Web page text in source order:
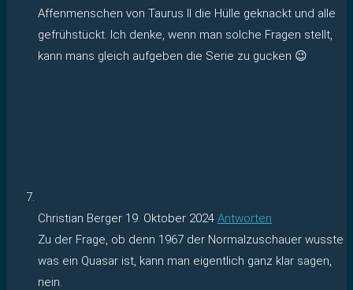
Affenmenschen von Taurus II die Hülle geknackt und alle
gefrühstückt. Ich denke, wenn man solche Fragen stellt,
kann mans gleich aufgeben die Serie zu gucken 😉
Christian Berger 19. Oktober 2024 Antworten
Zu der Frage, ob denn 1967 der Normalzuschauer wusste
was ein Quasar ist, kann man eigentlich ganz klar sagen,
nein.